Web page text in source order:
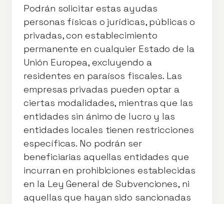
Podrán solicitar estas ayudas
personas físicas o jurídicas, públicas o
privadas, con establecimiento
permanente en cualquier Estado de la
Unión Europea, excluyendo a
residentes en paraísos fiscales. Las
empresas privadas pueden optar a
ciertas modalidades, mientras que las
entidades sin ánimo de lucro y las
entidades locales tienen restricciones
específicas. No podrán ser
beneficiarias aquellas entidades que
incurran en prohibiciones establecidas
en la Ley General de Subvenciones, ni
aquellas que hayan sido sancionadas